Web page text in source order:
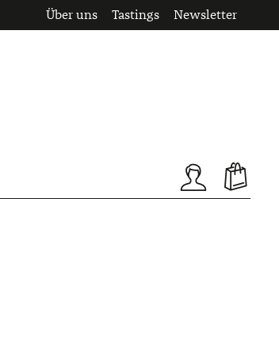
Über uns Tastings Newsletter